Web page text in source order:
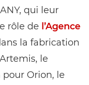
qui leur
rôle de l’Agence
la fabrication
le
Orion, le